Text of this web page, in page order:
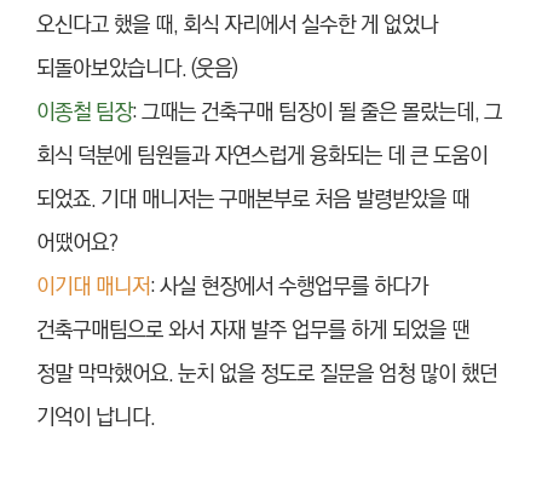
오신다고 했을 때, 회식 자리에서 실수한 게 없었나
되돌아보았습니다. (웃음)
이종철 팀장: 그때는 건축구매 팀장이 될 줄은 몰랐는데, 그
회식 덕분에 팀원들과 자연스럽게 융화되는 데 큰 도움이
되었죠. 기대 매니저는 구매본부로 처음 발령받았을 때
어땠어요?
이기대 매니저: 사실 현장에서 수행업무를 하다가
건축구매팀으로 와서 자재 발주 업무를 하게 되었을 땐
정말 막막했어요. 눈치 없을 정도로 질문을 엄청 많이 했던
기억이 납니다.